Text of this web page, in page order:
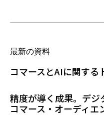
最新の資料
コマースとAIに関する
精度が導く成果。デジ
コマース・オーディエ